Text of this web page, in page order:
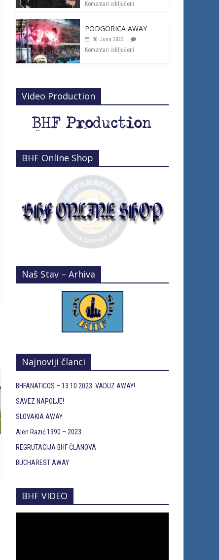
Komentari isključeni
PODGORICA AWAY
30. Juna 2022.
Komentari isključeni
Video Production
BHF Online Shop
Naš Stav – Arhiva
Najnoviji članci
BHFANATICOS – 13.10.2023. VADUZ AWAY!
SAVEZ NAPOLJE!
SLOVAKIA AWAY
Alen Razić 1990 – 2023
REGRUTACIJA BHF ČLANOVA
BUCHAREST AWAY
BHF VIDEO